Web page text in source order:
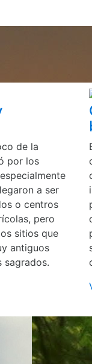
de la
por los
a ser
o centros
pero
sitios que
antiguos
sagrados.